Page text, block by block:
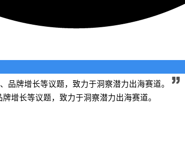
品牌增长等议题，致力于洞察潜力出海赛道。
增长等议题，致力于洞察潜力出海赛道。